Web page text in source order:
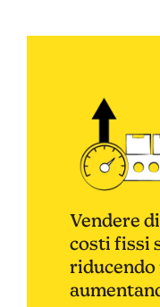
Vendere
costi fissi
riducendo